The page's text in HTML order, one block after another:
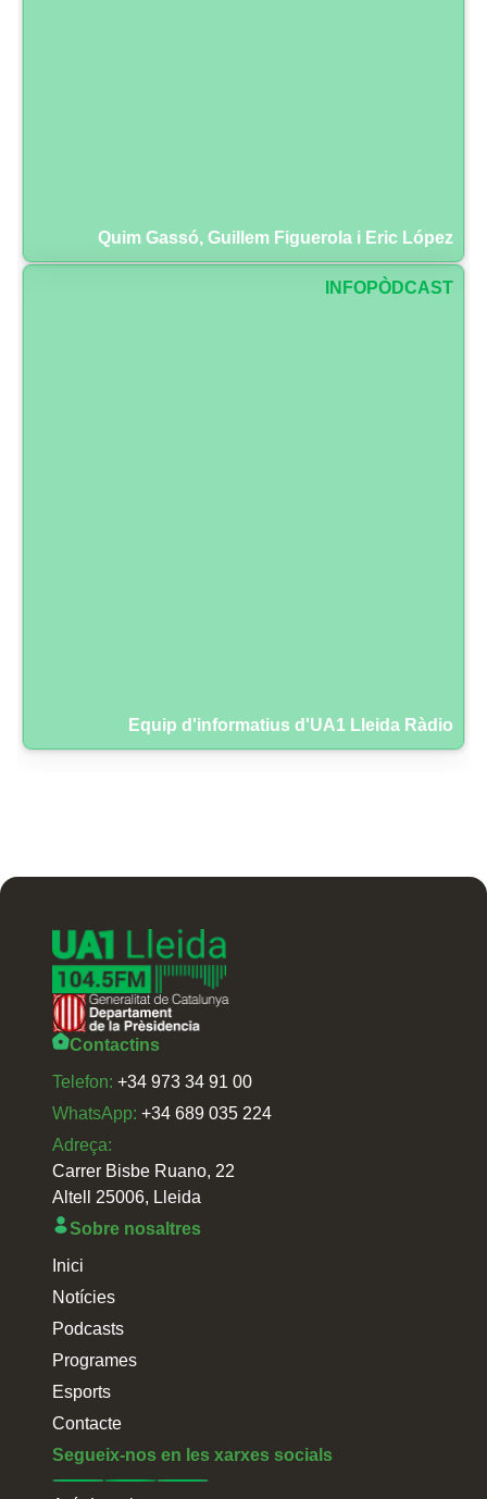
Quim Gassó, Guillem Figuerola i Eric López
INFOPÒDCAST
Equip d'informatius d'UA1 Lleida Ràdio
Contactins
Telefon: +34 973 34 91 00
WhatsApp: +34 689 035 224
Adreça:
Carrer Bisbe Ruano, 22
Altell 25006, Lleida
Sobre nosaltres
Inici
Notícies
Podcasts
Programes
Esports
Contacte
Segueix-nos en les xarxes socials